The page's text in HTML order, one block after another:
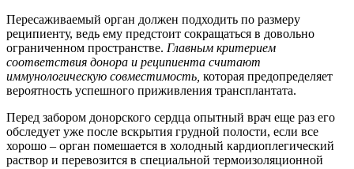
Пересаживаемый орган должен подходить по размеру
реципиенту, ведь ему предстоит сокращаться в довольно
ограниченном пространстве. Главным критерием
соответствия донора и реципиента считают
иммунологическую совместимость, которая предопределяет
вероятность успешного приживления трансплантата.
Перед забором донорского сердца опытный врач еще раз его
обследует уже после вскрытия грудной полости, если все
хорошо – орган помешается в холодный кардиоплегический
раствор и перевозится в специальной термоизоляционной